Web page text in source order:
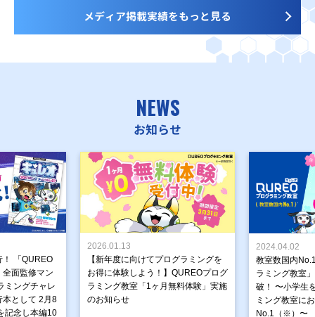
メディア掲載実績をもっと見る
NEWS
お知らせ
！ 「QUREO
面監修マン
ミングチャレ
本として 2月8
記念し本編10
2026.01.13
【新年度に向けてプログラミングを
お得に体験しよう！】QUREOプログ
ラミング教室「1ヶ月無料体験」実施
のお知らせ
2024.04.02
教室数国内
ラミング教室
破！ 〜小学生
ミング教室に
No.1（※）〜